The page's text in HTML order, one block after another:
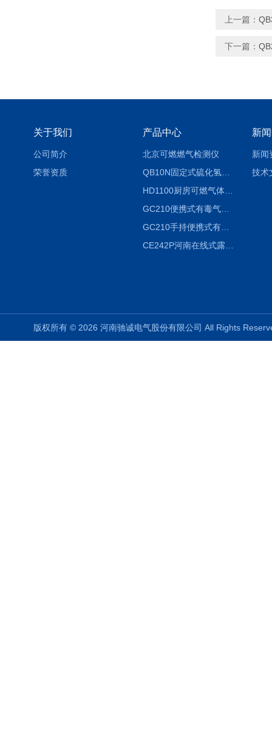
上一篇：
下一篇：
关于我们
公司简介
荣誉资质
产品中心
北京可燃燃气检测仪
QB10N固定式硫化氢气体检测仪H2S气体泄漏探头
HD1100厨房可燃气体泄漏浓度探测器天然气检测仪
GC210便携式有毒气体浓度探测器氨气检测仪养殖场
GC210手持便携式有毒CL2气体探测器氯气检测仪
CE242P河南在线式露点仪
新
新闻
技术
版权所有 © 2026 河南驰诚电气股份有限公司 All Rights